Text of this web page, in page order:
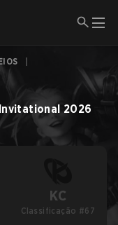
2026
KC
Classificação #67